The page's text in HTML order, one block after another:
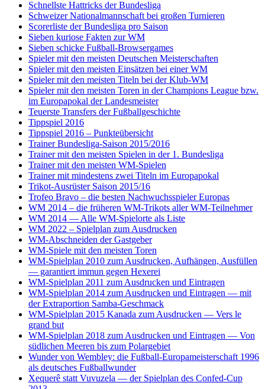
Schnellste Hattricks der Bundesliga
Schweizer Nationalmannschaft bei großen Turnieren
Scorerliste der Bundesliga pro Saison
Sieben kuriose Fakten zur WM
Sieben schicke Fußball-Browsergames
Spieler mit den meisten Deutschen Meisterschaften
Spieler mit den meisten Einsätzen bei einer WM
Spieler mit den meisten Titeln bei der Klub-WM
Spieler mit den meisten Toren in der Champions League bzw.
im Europapokal der Landesmeister
Teuerste Transfers der Fußballgeschichte
Tippspiel 2016
Tippspiel 2016 – Punkteübersicht
Trainer Bundesliga-Saison 2015/2016
Trainer mit den meisten Spielen in der 1. Bundesliga
Trainer mit den meisten WM-Spielen
Trainer mit mindestens zwei Titeln im Europapokal
Trikot-Ausrüster Saison 2015/16
Trofeo Bravo – die besten Nachwuchsspieler Europas
WM 2014 – die früheren WM-Trikots aller WM-Teilnehmer
WM 2014 — Alle WM-Spielorte als Liste
WM 2022 – Spielplan zum Ausdrucken
WM-Abschneiden der Gastgeber
WM-Spiele mit den meisten Toren
WM-Spielplan 2010 zum Ausdrucken, Aufhängen, Ausfüllen
— garantiert immun gegen Hexerei
WM-Spielplan 2011 zum Ausdrucken und Eintragen
WM-Spielplan 2014 zum Ausdrucken und Eintragen — mit
der Extraportion Samba-Geschmack
WM-Spielplan 2015 Kanada zum Ausdrucken — Vers le
grand but
WM-Spielplan 2018 zum Ausdrucken und Eintragen — Von
südlichen Meeren bis zum Polargebiet
Wunder von Wembley: die Fußball-Europameisterschaft 1996
als deutsches Fußballwunder
Xequerê statt Vuvuzela — der Spielplan des Confed-Cup